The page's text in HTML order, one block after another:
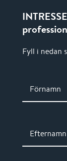
Fyll i nedan
Förnamn
Efternamn